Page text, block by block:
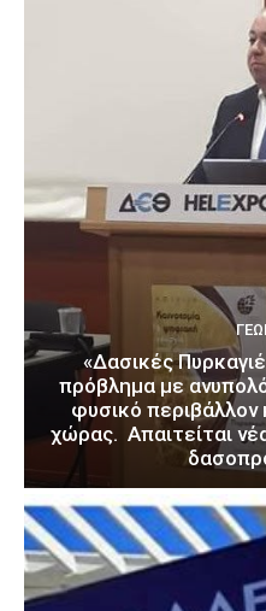
«Δασικές
πρόβλημα με
φυσικό περιβάλλον
χώρας. Απαιτείται